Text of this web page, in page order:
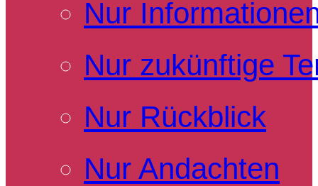
Nur
Nur zukünftige
Nur Rückblick
Nur Andachten